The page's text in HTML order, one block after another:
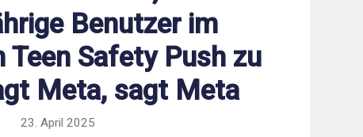
Benutzer im
Teen Safety Push zu
Meta, sagt Meta
23. April 2025